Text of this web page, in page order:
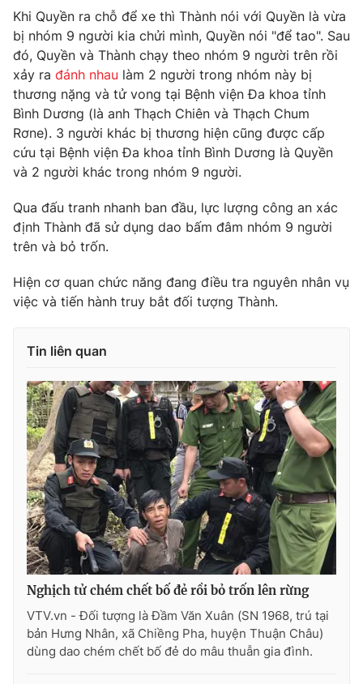
Nhân vật
Khán giả
Giải sao mai
Điện ảnh
Âm nhạc
Sao
Đời sống
Du lịch
Làm đẹp
Chất lượng cuộc sống
Giáo dục
Tuyển sinh
Học trực tuyến
Công nghệ
Hitech Công nghệ tương lai
Sản phẩm
Thị trường
Tư vấn
Giao lưu trực tuyến
Lịch phát sóng
Emagazine Podcast
Photo
Video Shorts video
VTV Money VTV Thể thao
VTV Sức khoẻ Bất động sản
Thị trường 24h Tấm lòng Việt
VTV4 Vươn mình bằng AI
VTV9 VTV8
Khi Quyền ra chỗ để xe thì Thành nói với Quyền là vừa
bị nhóm 9 người kia chửi mình, Quyền nói "để tao". Sau
đó, Quyền và Thành chạy theo nhóm 9 người trên rồi
xảy ra đánh nhau làm 2 người trong nhóm này bị
thương nặng và tử vong tại Bệnh viện Đa khoa tỉnh
Bình Dương (là anh Thạch Chiên và Thạch Chum
Rơne). 3 người khác bị thương hiện cũng được cấp
cứu tại Bệnh viện Đa khoa tỉnh Bình Dương là Quyền
và 2 người khác trong nhóm 9 người.
Qua đấu tranh nhanh ban đầu, lực lượng công an xác
định Thành đã sử dụng dao bấm đâm nhóm 9 người
trên và bỏ trốn.
Hiện cơ quan chức năng đang điều tra nguyên nhân vụ
việc và tiến hành truy bắt đối tượng Thành.
Tin liên quan
Nghịch tử chém chết bố đẻ rồi bỏ trốn lên rừng
VTV.vn - Đối tượng là Đầm Văn Xuân (SN 1968, trú tại
bản Hưng Nhân, xã Chiềng Pha, huyện Thuận Châu)
dùng dao chém chết bố đẻ do mâu thuẫn gia đình.